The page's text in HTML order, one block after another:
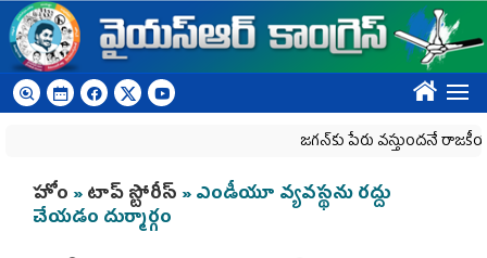
Skip to main content
????
జగన్‌కు పేరు వస్తుందనే రాజకీయ
You are here
హోం »టాప్ స్టోరీస్ » ఎండీయూ వ్యవ‌స్థ‌ను ర‌ద్దు
చేయ‌డం దుర్మార్గం